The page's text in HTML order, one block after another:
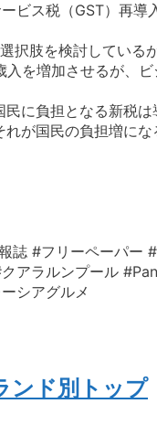
ビス税（GST）再
肢を検討している
を増加させるが、
に負担となる新税は
が国民の負担増にな
#フリーペーパ
アラルンプール
シアグルメ
ンド別トップ